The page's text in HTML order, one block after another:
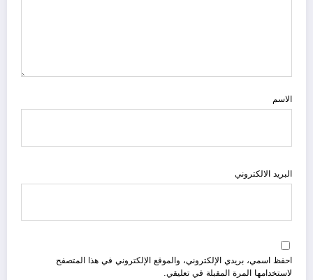
الاسم
البريد الالكتروني
احفظ اسمي، بريدي الإلكتروني، والموقع الإلكتروني في هذا المتصفح
لاستخدامها المرة المقبلة في تعليقي.